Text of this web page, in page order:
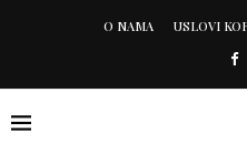
O NAMA USLOVI